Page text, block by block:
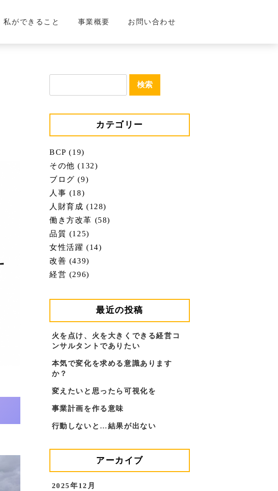
私ができること 事業概要 お問い合わせ
カテゴリー
BCP (19)
その他 (132)
ブログ (9)
人事 (18)
人財育成 (128)
働き方改革 (58)
品質 (125)
女性活躍 (14)
改善 (439)
経営 (296)
最近の投稿
火を点け、火を大きくできる経営コ
ンサルタントでありたい
本気で変化を求める意識あります
か？
変えたいと思ったら可視化を
事業計画を作る意味
行動しないと…結果が出ない
アーカイブ
2025年12月